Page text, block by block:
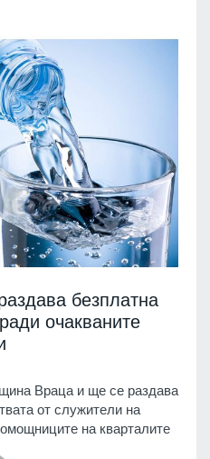
безплатна
очакваните
Враца и ще се раздава
от служители на
на кварталите